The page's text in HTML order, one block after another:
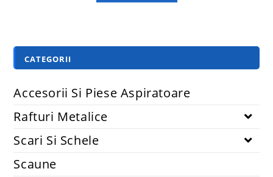
CATEGORII
Accesorii Si Piese Aspiratoare
Rafturi Metalice
Scari Si Schele
Scaune